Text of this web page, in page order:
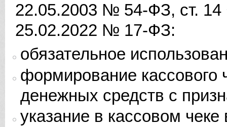
22.05.2003 № 54-ФЗ, ст. 14
25.02.2022 № 17-ФЗ:
обязательное
формирование кассового
денежных средств с
указание в кассовом